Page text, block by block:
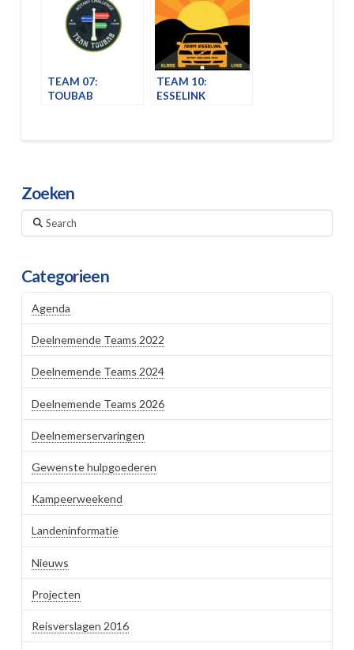
TEAM 07:
TOUBAB
TEAM 10:
ESSELINK
Zoeken
Search
Categorieen
Agenda
Deelnemende Teams 2022
Deelnemende Teams 2024
Deelnemende Teams 2026
Deelnemerservaringen
Gewenste hulpgoederen
Kampeerweekend
Landeninformatie
Nieuws
Projecten
Reisverslagen 2016